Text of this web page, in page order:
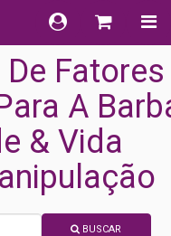
BUSCAR